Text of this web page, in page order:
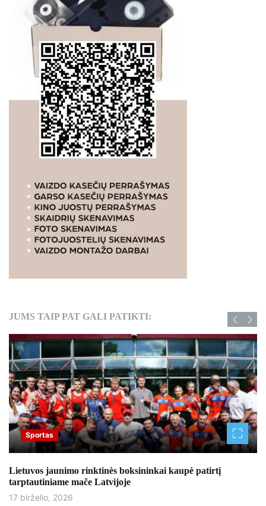
JUMS TAIP PAT GALI PATIKTI:
Sportas
Lietuvos jaunimo rinktinės boksininkai kaupė patirtį
tarptautiniame mače Latvijoje
17 birželio, 2026